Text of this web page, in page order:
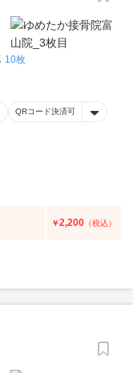
10枚
QRコード決済可
￥2,200 （税込）